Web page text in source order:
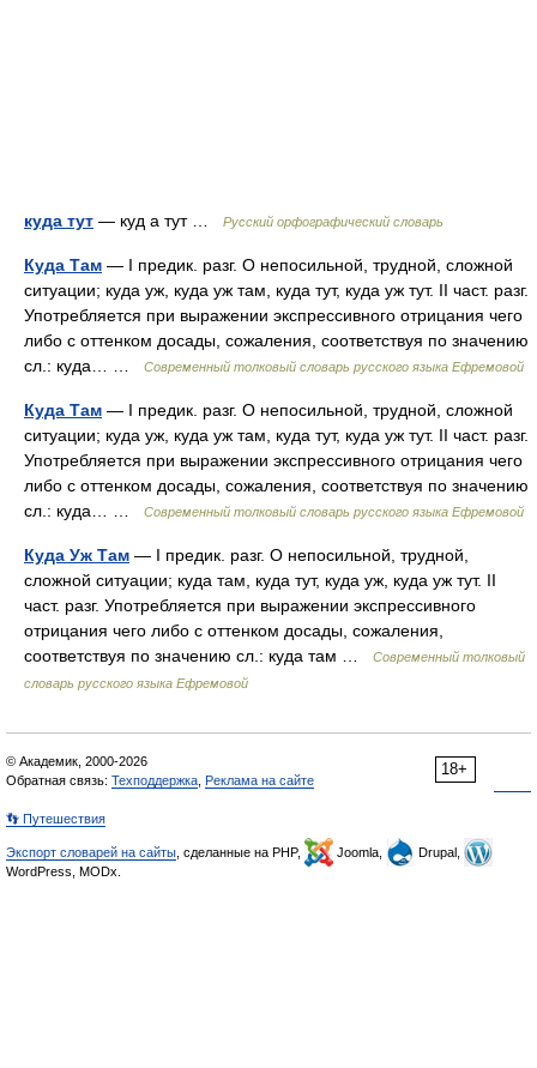
куда тут — куд а тут … Русский орфографический словарь
Куда Там — I предик. разг. О непосильной, трудной, сложной
ситуации; куда уж, куда уж там, куда тут, куда уж тут. II част. разг.
Употребляется при выражении экспрессивного отрицания чего
либо с оттенком досады, сожаления, соответствуя по значению
сл.: куда… …
Современный толковый словарь русского языка Ефремовой
Куда Там — I предик. разг. О непосильной, трудной, сложной
ситуации; куда уж, куда уж там, куда тут, куда уж тут. II част. разг.
Употребляется при выражении экспрессивного отрицания чего
либо с оттенком досады, сожаления, соответствуя по значению
сл.: куда… …
Современный толковый словарь русского языка Ефремовой
Куда Уж Там — I предик. разг. О непосильной, трудной,
сложной ситуации; куда там, куда тут, куда уж, куда уж тут. II
част. разг. Употребляется при выражении экспрессивного
отрицания чего либо с оттенком досады, сожаления,
соответствуя по значению сл.: куда там …
Современный толковый
словарь русского языка Ефремовой
18+
© Академик, 2000-2026
Обратная связь: Техподдержка Реклама на сайте
👣 Путешествия
Экспорт словарей на сайты , сделанные на PHP, Joomla,
Drupal,
WordPress, MODx.